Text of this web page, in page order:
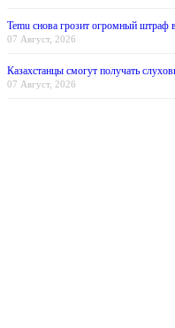
Temu снова грозит огромный штраф
07 Август, 2026
Казахстанцы смогут получать
07 Август, 2026